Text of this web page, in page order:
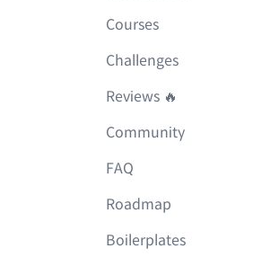
Courses
Challenges
Reviews 🔥
Community
FAQ
Roadmap
Boilerplates